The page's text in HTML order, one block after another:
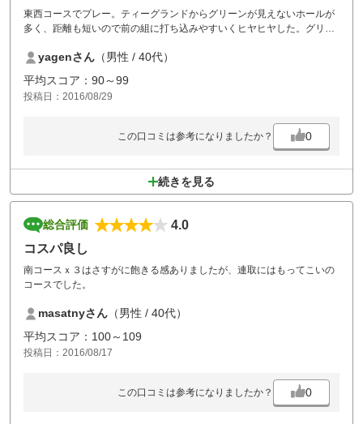
東西コースでプレー。ティーグランドからグリーンが見えないホールが
多く、距離も短いので前の組に打ち込みやすいくヒヤヒヤした。グリー
yagenさん （男性 / 40代）
平均スコア：90～99
投稿日：2016/08/29
この口コミは参考になりましたか？ 0
続きを見る
総合評価
4.0
コスパ良し
南コースｘ３はさすがに飽きる感ありましたが、連取にはもってこいの
コースでした。
masatnyさん （男性 / 40代）
平均スコア：100～109
投稿日：2016/08/17
この口コミは参考になりましたか？ 0